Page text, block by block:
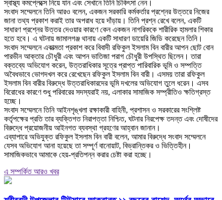
স্বাস্থ্য কমপ্লেক্সে নিয়ে যান এবং সেখানে তিনি চিকিৎসা নেন।
‎সংবাদ সম্মেলনে তিনি আরও বলেন, একজন সরকারি কর্মকর্তার প্রশ্নের উত্তরে নিজের
জানা তথ্য প্রকাশ করাই তার অপরাধ হয়ে দাঁড়ায়। তিনি প্রশ্ন রেখে বলেন, একটি
সাধারণ প্রশ্নের উত্তর দেওয়ার কারণে কেন একজন নাগরিককে শারীরিক হামলার শিকার
হতে হবে। এ ঘটনায় জামালগঞ্জ থানায় একটি সাধারণ ডায়েরি জিডি করেছেন তিনি।
‎সংবাদ সম্মেলনে একাত্মতা প্রকাশ করে বিবাদী রফিকুল ইসলাম বিন বারীর আপন ছোট বোন
পারভীন আক্তার চৌধুরী এবং আপন ভাতিজা পরাগ চৌধুরী উপস্থিত ছিলেন। তারা
বক্তব্যে অভিযোগ করেন, উত্তরাধিকার সূত্রে প্রাপ্ত পারিবারিক ভূমি ও সম্পত্তি
অবৈধভাবে ভোগদখল করে রেখেছেন রফিকুল ইসলাম বিন বারী। এসময় তারা রফিকুল
ইসলাম বিন বারীর বিরুদ্ধে উত্তরাধিকারদের ভূমি দখলের অভিযোগ তুলে ধরেন। এসব
বিরোধের কারণে শুধু পরিবারের সদস্যরাই নয়, এলাকার সামাজিক সম্প্রীতিও ক্ষতিগ্রস্ত
হচ্ছে।
‎সংবাদ সম্মেলনে তিনি আইনশৃঙ্খলা রক্ষাকারী বাহিনী, প্রশাসন ও সরকারের সংশ্লিষ্ট
কর্তৃপক্ষের প্রতি তার ব্যক্তিগত নিরাপত্তা নিশ্চিত, ঘটনার নিরপেক্ষ তদন্ত এবং দোষীদের
বিরুদ্ধে প্রয়োজনীয় আইনগত ব্যবস্থা গ্রহণের আহ্বান জানান।
‎এব্যাপারে অভিযুক্ত রফিকুল ইসলাম বিন বারী বলেন, আমার বিরুদ্ধে সংবাদ সম্মেলনে
যেসব অভিযোগ আনা হয়েছে তা সম্পূর্ণ বানোয়াট, বিভ্রান্তিকর ও ভিত্তিহীন।
সামাজিকভাবে আমাকে হেয়-প্রতিপন্ন করার চেষ্টা করা হচ্ছে।
এ সম্পর্কিত আরও খবর